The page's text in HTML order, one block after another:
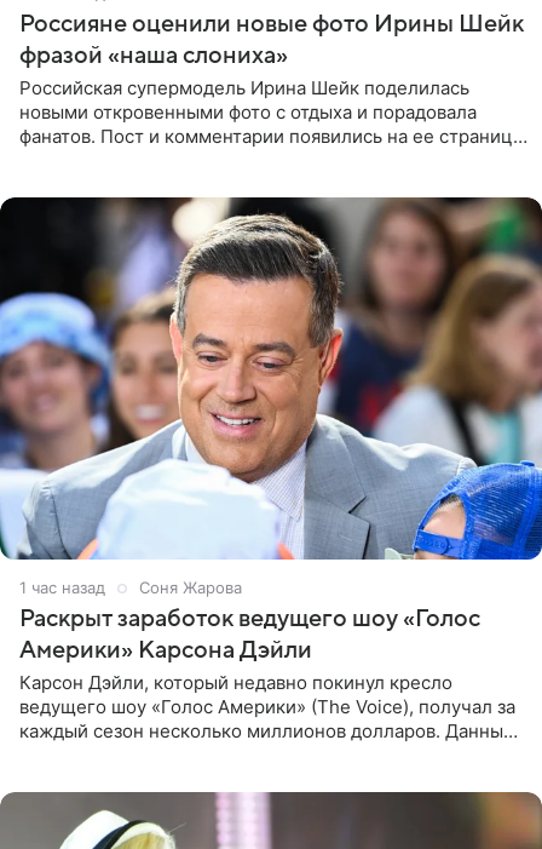
Россияне оценили новые фото Ирины Шейк
фразой «наша слониха»
Российская супермодель Ирина Шейк поделилась
новыми откровенными фото с отдыха и порадовала
фанатов. Пост и комментарии появились на ее странице
1 час назад Соня Жарова
Раскрыт заработок ведущего шоу «Голос
Америки» Карсона Дэйли
Карсон Дэйли, который недавно покинул кресло
ведущего шоу «Голос Америки» (The Voice), получал за
каждый сезон несколько миллионов долларов. Данные